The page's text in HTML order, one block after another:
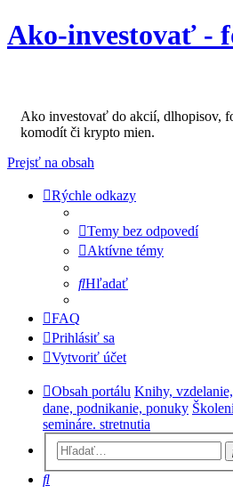
Ako-investovať -
Ako investovať do akcií, dlhopisov,
komodít či krypto mien.
Prejsť na obsah
Rýchle odkazy
Temy bez odpovedí
Aktívne témy
Hľadať
FAQ
Prihlásiť sa
Vytvoriť účet
Obsah portálu Knihy, vzdelanie,
dane, podnikanie, ponuky
semináre. stretnutia
Hľadať